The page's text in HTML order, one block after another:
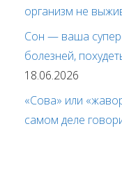
организм не
Сон — ваша
болезней,
18.06.2026
«Сова» или
самом деле